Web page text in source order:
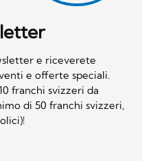
e riceverete
e offerte speciali.
franchi svizzeri da
di 50 franchi svizzeri,